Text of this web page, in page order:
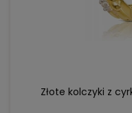
Złote kolczyki z